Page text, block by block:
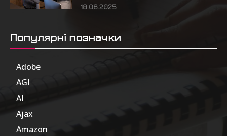
18.06.2025
Популярні позначки
Adobe
AGI
AI
Ajax
Amazon